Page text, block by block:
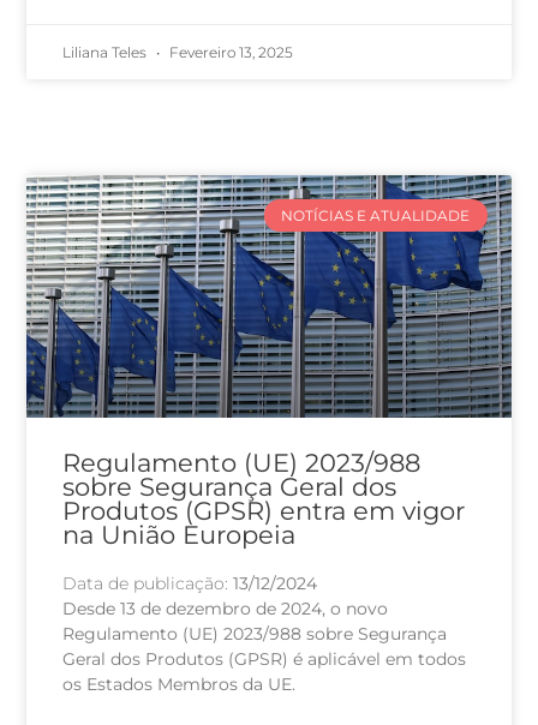
Liliana Teles Fevereiro 13, 2025
NOTÍCIAS E ATUALIDADE
Regulamento (UE) 2023/988
sobre Segurança Geral dos
Produtos (GPSR) entra em vigor
na União Europeia
Data de publicação:13/12/2024
Desde 13 de dezembro de 2024, o novo
Regulamento (UE) 2023/988 sobre Segurança
Geral dos Produtos (GPSR) é aplicável em todos
os Estados Membros da UE.